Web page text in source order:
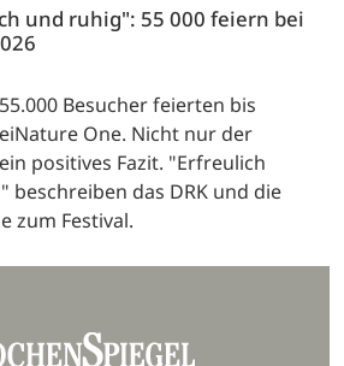
und ruhig": 55 000 feiern bei
Besucher feierten bis
One. Nicht nur der
positives Fazit. "Erfreulich
das DRK und die
zum Festival.